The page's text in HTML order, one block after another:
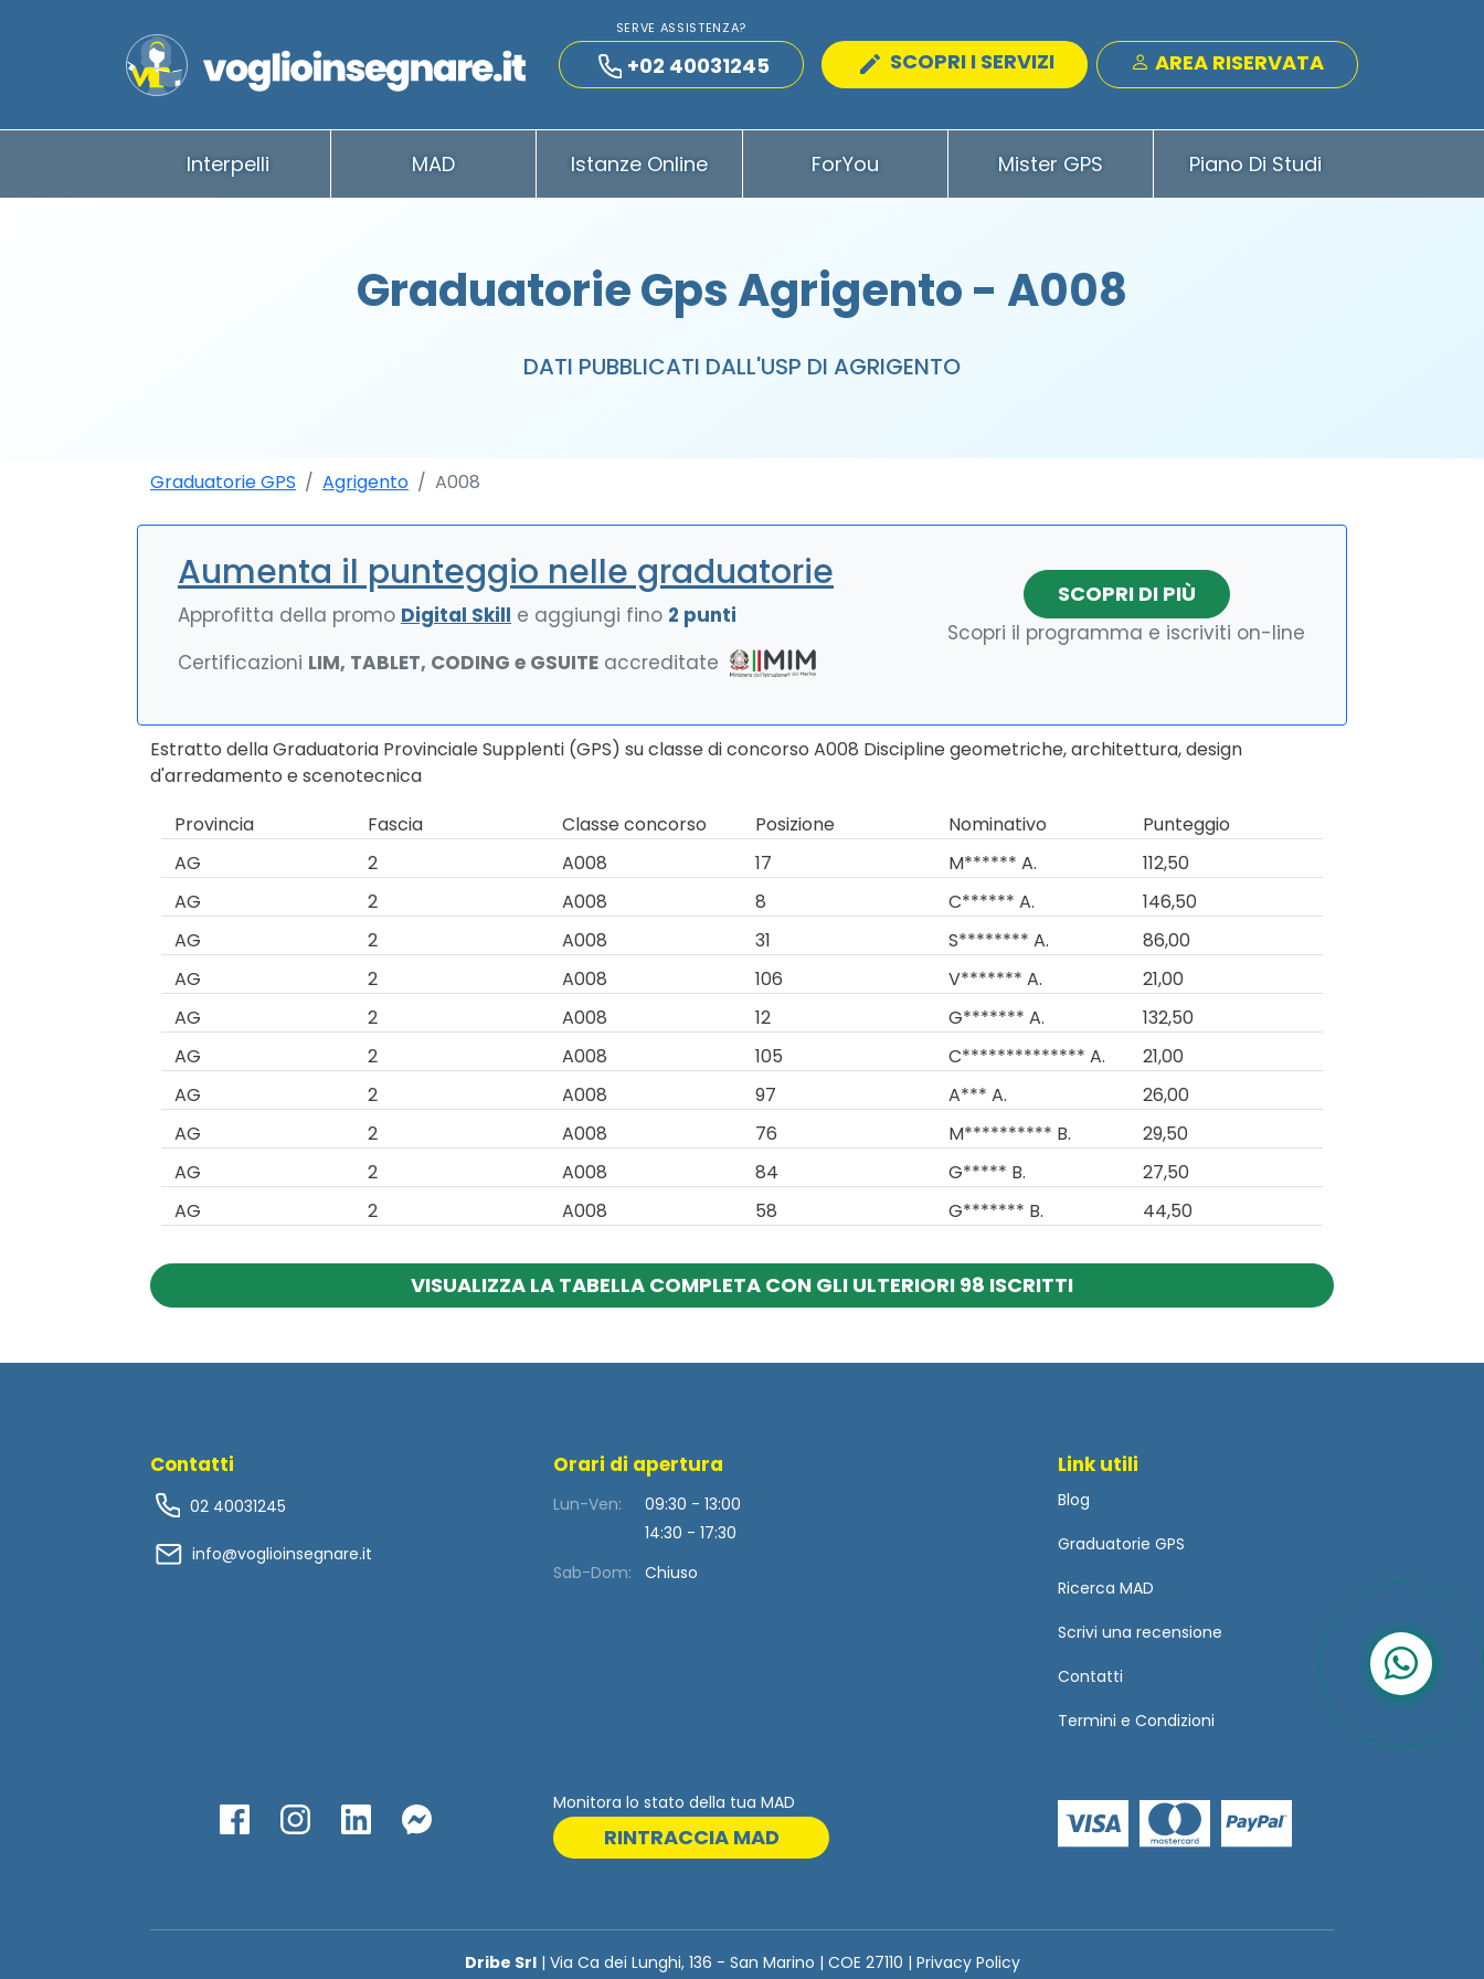
SERVE ASSISTENZA?
+02 40031245 SCOPRI I SERVIZI AREA RISERVATA
Interpelli MAD Istanze Online ForYou Mister GPS Piano Di Studi
Graduatorie Gps Agrigento - A008
DATI PUBBLICATI DALL'USP DI AGRIGENTO
Graduatorie GPS Agrigento A008
Aumenta il punteggio nelle graduatorie
Approfitta della promo Digital Skill e aggiungi fino 2 punti
Certificazioni LIM, TABLET, CODING e GSUITE accreditate
SCOPRI DI PIÙ
Scopri il programma e iscriviti on-line
Estratto della Graduatoria Provinciale Supplenti (GPS) su classe di concorso A008 Discipline geometriche, architettura, design
d'arredamento e scenotecnica
Provincia
Fascia Classe concorso Posizione Nominativo
Punteggio
AG
2 A008 17 M****** A.
112,50
AG
2 A008 8 C****** A.
146,50
AG
2 A008 31 S******** A.
86,00
AG
2 A008 106 V******* A.
21,00
AG
2 A008 12 G******* A.
132,50
AG
2 A008 105 C************** A.
21,00
AG
2 A008 97 A*** A.
26,00
AG
2 A008 76 M********** B.
29,50
AG
2 A008 84 G***** B.
27,50
AG
2 A008 58 G******* B. 44,50
VISUALIZZA LA TABELLA COMPLETA CON GLI ULTERIORI 98 ISCRITTI
Contatti
02 40031245
info@voglioinsegnare.it
Orari di apertura
Lun-Ven:
09:30 - 13:00
14:30 - 17:30
Sab-Dom:
Chiuso
Link utili
Blog
Graduatorie GPS
Ricerca MAD
Scrivi una recensione
Contatti
Termini e Condizioni
Monitora lo stato della tua MAD
RINTRACCIA MAD
Dribe Srl| Via Ca dei Lunghi, 136 - San Marino | COE 27110 | Privacy Policy